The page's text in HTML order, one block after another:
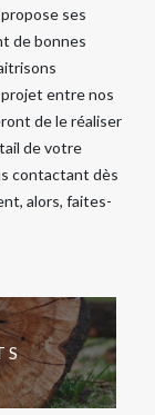
ses
de bonnes
entre nos
de le réaliser
de votre
contactant dès
alors, faites-